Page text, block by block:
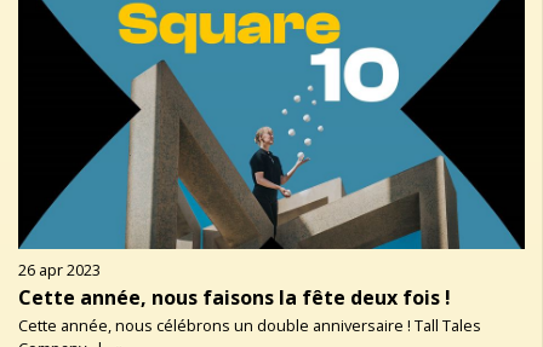
26 apr 2023
Cette année, nous faisons la fête deux fois !
Cette année, nous célébrons un double anniversaire ! Tall Tales